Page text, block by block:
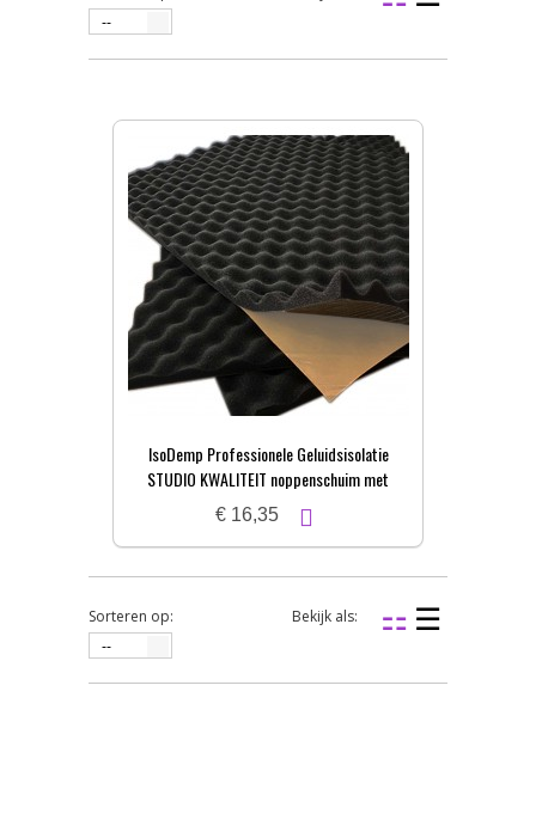
--
IsoDemp Professionele Geluidsisolatie
STUDIO KWALITEIT noppenschuim met
zelfkl. laag | 3x50x100cm
€ 16,35
Sorteren op:
--
Bekijk als: